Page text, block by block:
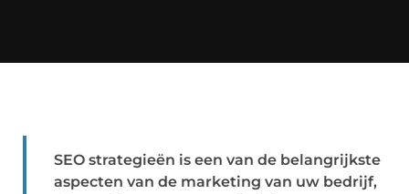
SEO strategieën is een van de belangrijkste
aspecten van de marketing van uw bedrijf,